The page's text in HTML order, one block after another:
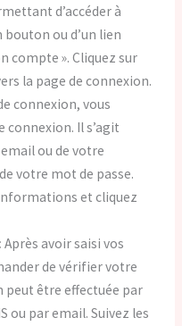
d’accéder à
bouton ou d’un lien
compte ». Cliquez sur
la page de connexion.
connexion, vous
Il s’agit
ou de votre
votre mot de passe.
et cliquez
Après avoir saisi vos
de vérifier votre
être effectuée par
ou par email. Suivez les